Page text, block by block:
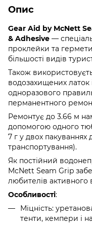
Опис
Gear Aid by McNett
& Adhesive —
проклейки та
більшості видів
Також
водозахищених латок
одноразового
перманентного
Ремонтує до 3.66 м
допомогою одного
7 г у двох пакуваннях
транспортування).
Як постійний
McNett Seam Grip
любителів активного
Особливості:
Міцність:
тенти, кемпери і